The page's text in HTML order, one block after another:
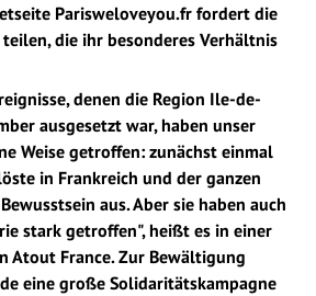
Parisweloveyou.fr fordert die
die ihr besonderes Verhältnis
denen die Region Ile-de-
ausgesetzt war, haben unser
Weise getroffen: zunächst einmal
in Frankreich und der ganzen
aus. Aber sie haben auch
stark getroffen", heißt es in einer
Atout France. Zur Bewältigung
eine große Solidaritätskampagne